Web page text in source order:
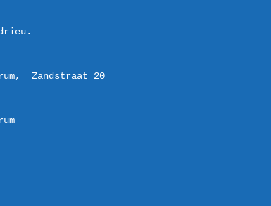
Zandstraat 20